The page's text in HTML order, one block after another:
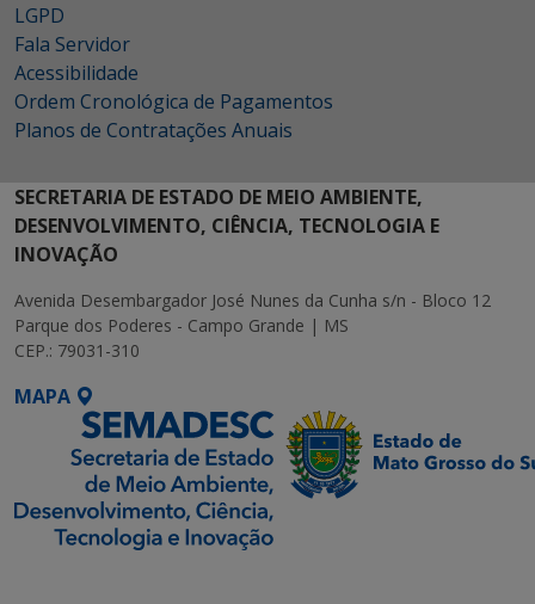
LGPD
Fala Servidor
Acessibilidade
Ordem Cronológica de Pagamentos
Planos de Contratações Anuais
SECRETARIA DE ESTADO DE MEIO AMBIENTE,
DESENVOLVIMENTO, CIÊNCIA, TECNOLOGIA E
INOVAÇÃO
Avenida Desembargador José Nunes da Cunha s/n - Bloco 12
Parque dos Poderes - Campo Grande | MS
CEP.: 79031-310
MAPA